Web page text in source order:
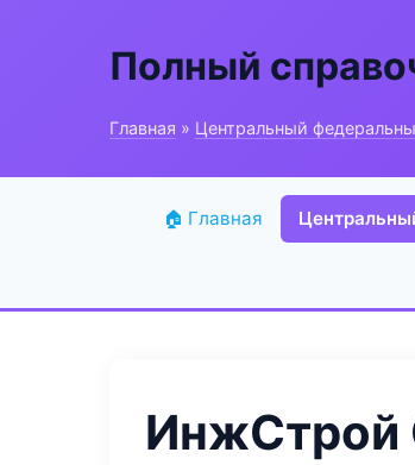
Полный
Главная » Центральный
🏠 Главная
ИнжСтрой